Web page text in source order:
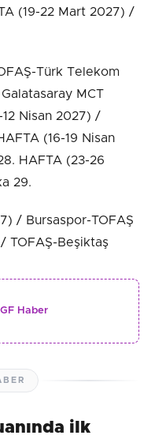
(19-22 Mart 2027) /
Türk Telekom
MCT
Nisan 2027) /
(16-19 Nisan
HAFTA (23-26
29.
/ Bursaspor-TOFAŞ
TOFAŞ-Beşiktaş
İGF Haber
ilk